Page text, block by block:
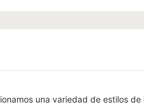
una variedad de estilos